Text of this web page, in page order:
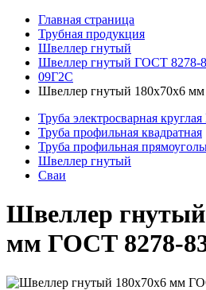
Главная страница
Трубная продукция
Швеллер гнутый
Швеллер гнутый ГОСТ 8278-
09Г2С
Швеллер гнутый 180x70x6
Труба электросварная
Труба профильная квадратная
Труба профильная
Швеллер гнутый
Сваи
Швеллер гнутый
мм ГОСТ 8278-